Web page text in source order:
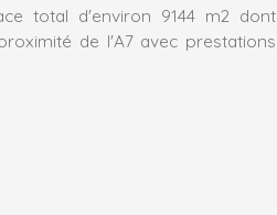
total d'environ 9144 m2 dont
de l'A7 avec prestations